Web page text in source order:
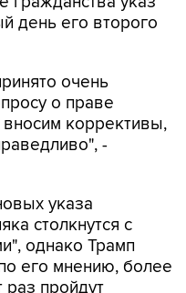
очень
коррективы,
-
указа
однако Трамп
его мнению, более
раз пройдут